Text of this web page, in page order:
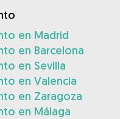
en Madrid
en Barcelona
en Sevilla
en Valencia
en Zaragoza
en Málaga